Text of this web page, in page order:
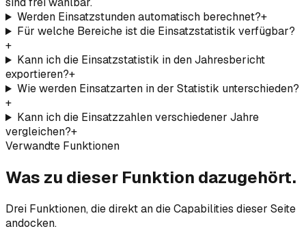
Werden Einsatzstunden automatisch berechnet?+
Für welche Bereiche ist die Einsatzstatistik verfügbar?
+
Kann ich die Einsatzstatistik in den Jahresbericht
exportieren?+
Wie werden Einsatzarten in der Statistik unterschieden?
+
Kann ich die Einsatzzahlen verschiedener Jahre
vergleichen?+
Verwandte Funktionen
Was zu dieser Funktion dazugehört.
Drei Funktionen, die direkt an die Capabilities dieser Seite
andocken.